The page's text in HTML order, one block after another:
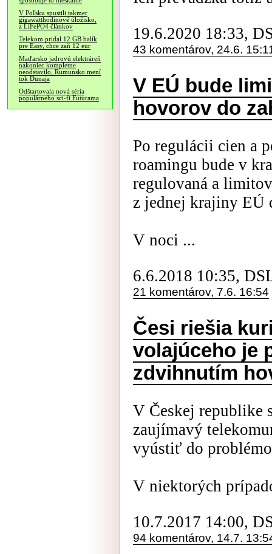
V Poľsku spustili takmer
gigawatthodinové úložisko,
z LiFePO4 článkov
Telekom pridal 12 GB balík
pre Easy, chce zaň 12 eur
Maďarsko jadrovú elektráreň
nakoniec kompletne
neodstavilo, Rumunsko mení
tok Dunaja
Odštartovala nová séria
populárneho sci-fi Futurama
19.6.2020 18:33,
43 komentárov, 24.6.
V EÚ bude
hovorov do
Po regulácii cien a
roamingu bude v
regulovaná a
z jednej krajiny EÚ
V noci ...
6.6.2018 10:35,
21 komentárov, 7.6. 16:54
Česi riešia
volajúceho je
zdvihnutím
V Českej republike
zaujímavý
vyústiť do
V niektorých
10.7.2017 14:00,
94 komentárov, 14.7.